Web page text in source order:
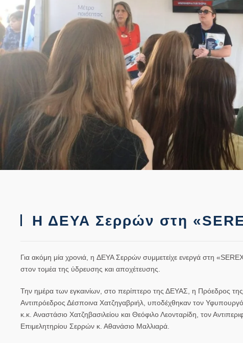
Η ΔΕΥΑ Σερρών στη
Για ακόμη μία χρονιά, η ΔΕΥΑ Σερρών συμμετείχε ενεργά στη
στον τομέα της ύδρευσης και αποχέτευσης.
Την ημέρα των εγκαινίων, στο περίπτερο της ΔΕΥΑΣ, η Πρόεδρος
Αντιπρόεδρος Δέσποινα Χατζηγαβριήλ, υποδέχθηκαν τον
κ.κ. Αναστάσιο Χατζηβασιλείου και Θεόφιλο Λεονταρίδη, τον
Επιμελητηρίου Σερρών κ. Αθανάσιο Μαλλιαρά.